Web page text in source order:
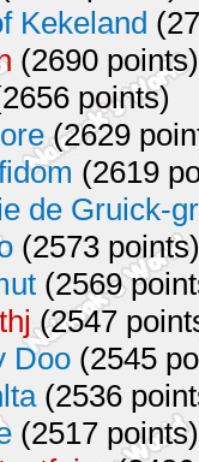
Kekeland
(2690 points)
points)
(2629
(2619
de Gruick-
(2573 points)
(2569
(2547
Doo (2545
(2536
(2517 points)